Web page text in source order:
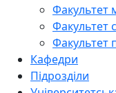
Факультет
Факультет
Факультет
Кафедри
Підрозділи